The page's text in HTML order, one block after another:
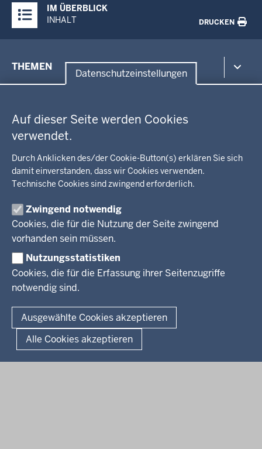
Datenschutzeinstellungen
Auf dieser Seite werden Cookies
verwendet.
Durch Anklicken des/der Cookie-Button(s) erklären Sie sich
damit einverstanden, dass wir Cookies verwenden.
Technische Cookies sind zwingend erforderlich.
Zwingend notwendig
Cookies, die für die Nutzung der Seite zwingend
vorhanden sein müssen.
Nutzungsstatistiken
Cookies, die für die Erfassung ihrer Seitenzugriffe
notwendig sind.
Ausgewählte Cookies akzeptieren
Alle Cookies akzeptieren
Inhalte
IM ÜBERBLICK
INHALT
DRUCKEN
der
THEMEN
Kommunalaufsicht, Planung, Verkehr
Energie, Bergbau
Recht, Ordnung
Integration, Migration
Behördenleitung
Regierungsbezirk
KARRIERE
Stellenausschreibungen
Pressestelle
Social Media
BEKANNTMACHUNGEN
Amtsblatt
© 2026 Bezirksregierung Arnsberg
Fußzeile
Impressum Datenschutz Barrierefreiheit
Kurzlink zu dieser Seite